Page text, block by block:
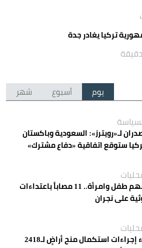
تركيا يغادر جدة
يوم أسبوع شهر
لـ«رويترز»: السعودية وباكستان
ستوقع اتفاقية «دفاع مشترك»
بينهم طفل وامرأة.. 11 مصاباً باعتداءات
على نجران
بدء إجراءات استكمال منح أراضٍ لـ2418